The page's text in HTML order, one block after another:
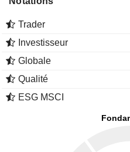
Trader
Investisseur
Globale
Qualité
ESG MSCI